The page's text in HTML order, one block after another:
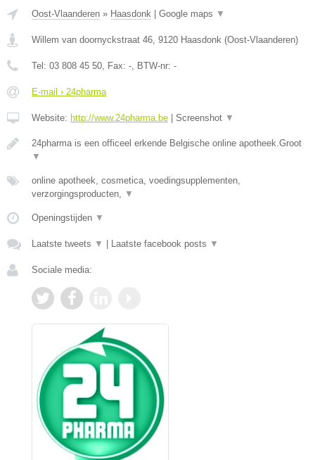
Oost-Vlaanderen » Haasdonk Google maps ▼
Willem van doornyckstraat 46, 9120 Haasdonk (Oost-Vlaanderen)
Tel: 03 808 45 50, Fax: -, BTW-nr: -
E-mail › 24pharma
Website: http://www.24pharma.be Screenshot ▼
24pharma is een officeel erkende Belgische online apotheek.Groot
▼
online apotheek, cosmetica, voedingsupplementen,
verzorgingsproducten, ▼
Openingstijden ▼
Laatste tweets ▼ Laatste facebook posts ▼
Sociale media: